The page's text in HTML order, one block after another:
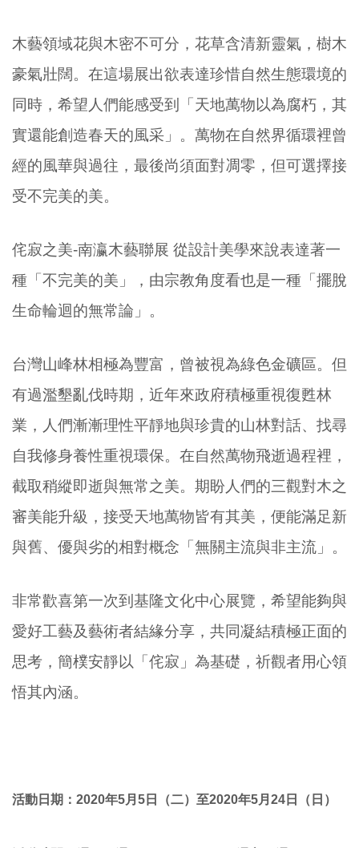
木藝領域花與木密不可分，花草含清新靈氣，樹木
豪氣壯闊。在這場展出欲表達珍惜自然生態環境的
同時，希望人們能感受到「天地萬物以為腐朽，其
實還能創造春天的風采」。萬物在自然界循環裡曾
經的風華與過往，最後尚須面對凋零，但可選擇接
受不完美的美。
侘寂之美-南瀛木藝聯展 從設計美學來說表達著一
種「不完美的美」，由宗教角度看也是一種「擺脫
生命輪迴的無常論」。
台灣山峰林相極為豐富，曾被視為綠色金礦區。但
有過濫墾亂伐時期，近年來政府積極重視復甦林
業，人們漸漸理性平靜地與珍貴的山林對話、找尋
自我修身養性重視環保。在自然萬物飛逝過程裡，
截取稍縱即逝與無常之美。期盼人們的三觀對木之
審美能升級，接受天地萬物皆有其美，便能滿足新
與舊、優與劣的相對概念「無關主流與非主流」。
非常歡喜第一次到基隆文化中心展覽，希望能夠與
愛好工藝及藝術者結緣分享，共同凝結積極正面的
思考，簡樸安靜以「侘寂」為基礎，祈觀者用心領
悟其內涵。
活動日期：2020年5月5日（二）至2020年5月24日（日）